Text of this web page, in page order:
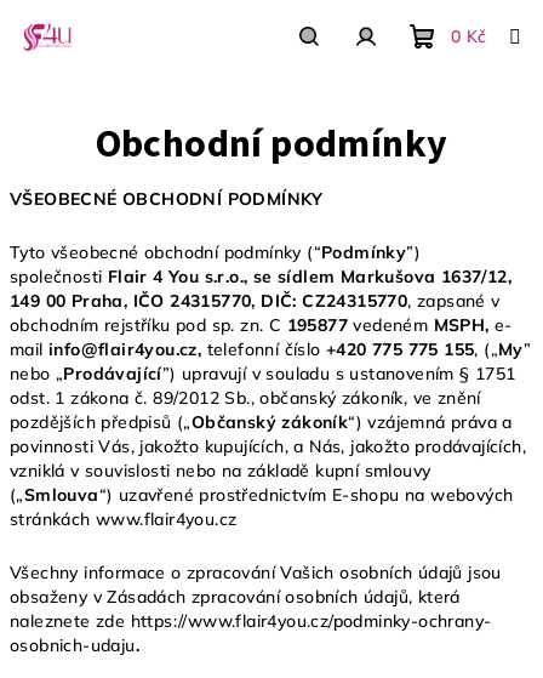
obsah
košík
0 Kč
Obchodní podmínky
VŠEOBECNÉ OBCHODNÍ PODMÍNKY
Tyto všeobecné obchodní podmínky (“Podmínky”)
společnosti Flair 4 You s.r.o., se sídlem Markušova 1637/12,
149 00 Praha, IČO 24315770, DIČ: CZ24315770, zapsané v
obchodním rejstříku pod sp. zn. C 195877vedeném MSPH,e-
mail info@flair4you.cz, telefonní číslo +420 775 775 155, („My”
nebo „Prodávající”) upravují v souladu s ustanovením § 1751
odst. 1 zákona č. 89/2012 Sb., občanský zákoník, ve znění
pozdějších předpisů („Občanský zákoník“) vzájemná práva a
povinnosti Vás, jakožto kupujících, a Nás, jakožto prodávajících,
vzniklá v souvislosti nebo na základě kupní smlouvy
(„Smlouva“) uzavřené prostřednictvím E-shopu na webových
stránkách www.flair4you.cz
Všechny informace o zpracování Vašich osobních údajů jsou
obsaženy v Zásadách zpracování osobních údajů, která
naleznete zde https://www.flair4you.cz/podminky-ochrany-
osobnich-udaju.